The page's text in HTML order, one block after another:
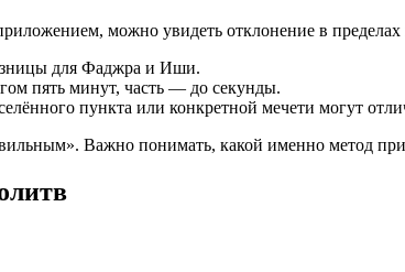
можно увидеть отклонение в
для Фаджра и Иши.
пять минут, часть — до секунды.
пункта или конкретной мечети могут
Важно понимать, какой именно метод